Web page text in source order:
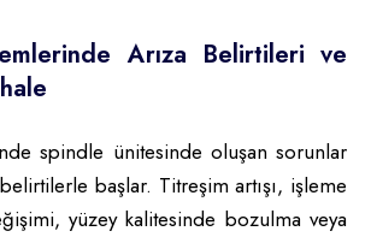
Arıza Belirtileri ve
spindle ünitesinde oluşan sorunlar
başlar. Titreşim artışı, işleme
yüzey kalitesinde bozulma veya